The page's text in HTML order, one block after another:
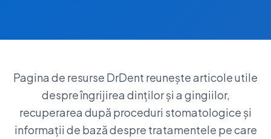
Pagina de resurse DrDent reunește articole utile
despre îngrijirea dinților și a gingiilor,
recuperarea după proceduri stomatologice și
informații de bază despre tratamentele pe care